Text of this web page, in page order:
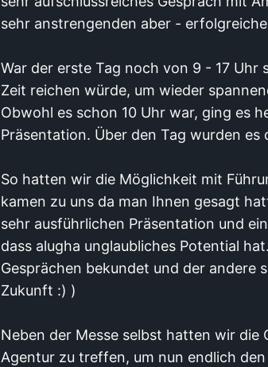
sehr anstrengenden aber -
War der erste Tag noch von 9 - 17 Uhr
Zeit reichen würde, um wieder
Obwohl es schon 10 Uhr war, ging es
Präsentation. Über den Tag wurden
So hatten wir die Möglichkeit mit
kamen zu uns da man Ihnen gesagt
sehr ausführlichen Präsentation und
dass alugha unglaubliches Potential
Gesprächen bekundet und der andere
Zukunft :) )
Neben der Messe selbst hatten wir die
Agentur zu treffen, um nun endlich